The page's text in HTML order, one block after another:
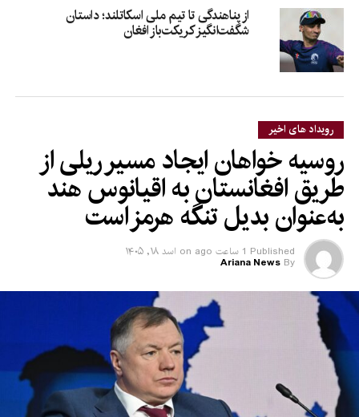
از پناهندگی تا تیم ملی اسکاتلند؛ داستان
شگفت‌انگیز کریکت‌باز افغان
رویداد های اخیر
روسیه خواهان ایجاد مسیر ریلی از
طریق افغانستان به اقیانوس هند
به‌عنوان بدیل تنگه هرمز است
Published 1 ساعت ago on اسد ۱۸, ۱۴۰۵
By
Ariana News